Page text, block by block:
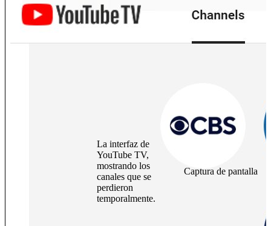
La interfaz de
YouTube TV,
mostrando los
canales que se
perdieron
temporalmente.
Captura de pantalla